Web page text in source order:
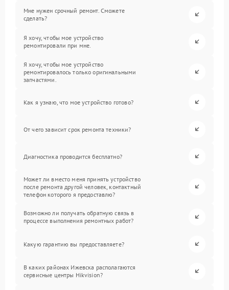
Мне нужен срочный ремонт. Сможете
сделать?
Я хочу, чтобы мое устройство
ремонтировали при мне.
Я хочу, чтобы мое устройство
ремонтировалось только оригинальными
запчастями.
Как я узнаю, что мое устройство готово?
От чего зависит срок ремонта техники?
Диагностика проводится бесплатно?
Может ли вместо меня принять устройство
после ремонта другой человек, контактный
телефон которого я предоставлю?
Возможно ли получать обратную связь в
процессе выполнения ремонтных работ?
Какую гарантию вы предоставляете?
В каких районах Ижевска располагаются
сервисные центры Hikvision?